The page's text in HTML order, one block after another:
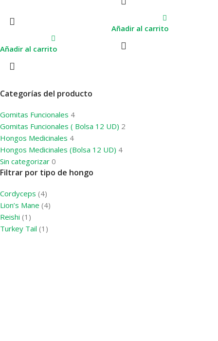
Categorías del producto
Gomitas Funcionales 4
Gomitas Funcionales ( Bolsa 12 UD) 2
Hongos Medicinales 4
Hongos Medicinales (Bolsa 12 UD) 4
Sin categorizar 0
Filtrar por tipo de hongo
Cordyceps (4)
Lion’s Mane (4)
Reishi (1)
Turkey Tail (1)
Añadir al carrito
Añadir al carrito